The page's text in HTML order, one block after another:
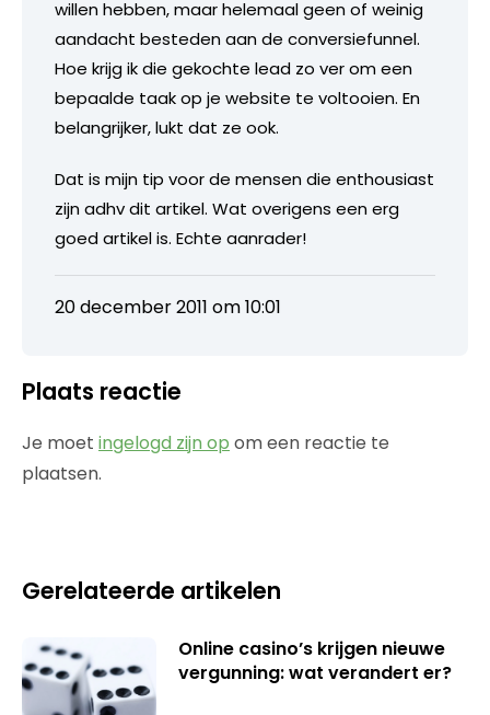
willen hebben, maar helemaal geen of weinig
aandacht besteden aan de conversiefunnel.
Hoe krijg ik die gekochte lead zo ver om een
bepaalde taak op je website te voltooien. En
belangrijker, lukt dat ze ook.
Dat is mijn tip voor de mensen die enthousiast
zijn adhv dit artikel. Wat overigens een erg
goed artikel is. Echte aanrader!
20 december 2011 om 10:01
Plaats reactie
Je moet ingelogd zijn op om een reactie te
plaatsen.
Gerelateerde artikelen
Online casino’s krijgen nieuwe
vergunning: wat verandert er?